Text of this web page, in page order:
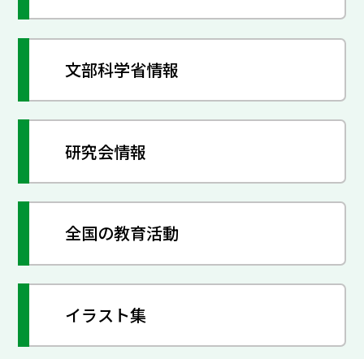
文部科学省情報
研究会情報
全国の教育活動
イラスト集